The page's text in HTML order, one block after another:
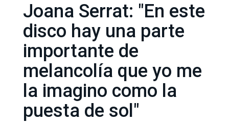
Joana Serrat: "En este
disco hay una parte
importante de
melancolía que yo me
la imagino como la
puesta de sol"